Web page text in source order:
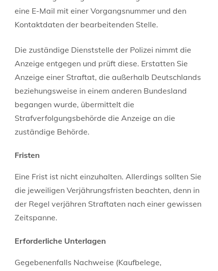
eine E-Mail mit einer Vorgangsnummer und den
Kontaktdaten der bearbeitenden Stelle.
Die zuständige Dienststelle der Polizei nimmt die
Anzeige entgegen und prüft diese. Erstatten Sie
Anzeige einer Straftat, die außerhalb Deutschlands
beziehungsweise in einem anderen Bundesland
begangen wurde, übermittelt die
Strafverfolgungsbehörde die Anzeige an die
zuständige Behörde.
Fristen
Eine Frist ist nicht einzuhalten. Allerdings sollten Sie
die jeweiligen Verjährungsfristen beachten, denn in
der Regel verjähren Straftaten nach einer gewissen
Zeitspanne.
Erforderliche Unterlagen
Gegebenenfalls Nachweise (Kaufbelege,